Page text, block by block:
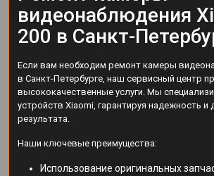
видеонаблюдения
200 в Санкт-
Если вам необходим ремонт камеры
в Санкт-Петербурге, наш сервисный центр
высококачественные услуги. Мы
устройств Xiaomi, гарантируя надежность и
результата.
Наши ключевые преимущества:
Использование оригинальных